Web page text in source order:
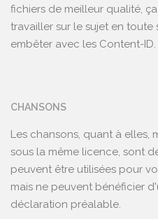
fichiers de meilleur qualité,
travailler sur le sujet en
embêter avec les Content-ID.
CHANSONS
Les chansons, quant à elles,
sous la même licence, sont
peuvent être utilisées pour
mais ne peuvent bénéficier
déclaration préalable.